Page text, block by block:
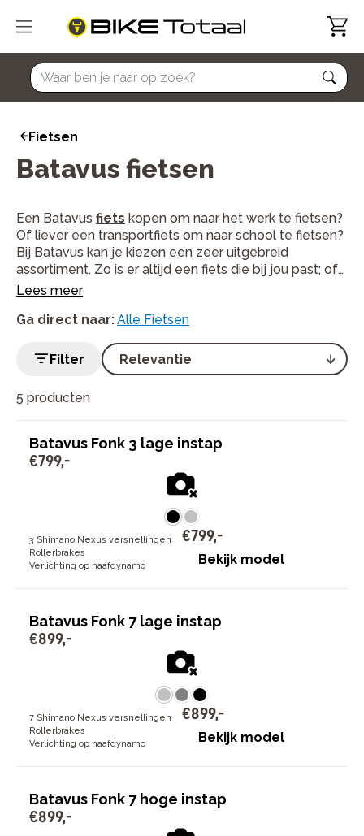
home
Fietsen
Batavus fietsen
Een Batavus fiets kopen om naar het werk te fietsen?
Of liever een transportfiets om naar school te fietsen?
Bij Batavus kan je kiezen een zeer uitgebreid
assortiment. Zo is er altijd een fiets die bij jou past; of
je nu korte ritjes fietst naar de stad of lange tochten
Lees meer
Ga direct naar:Alle Fietsen
5 producten
Filter
Batavus Fonk 3 lage instap
€799,-
3 Shimano Nexus versnellingen
Rollerbrakes
Verlichting op naafdynamo
€799,-
Bekijk model
Batavus Fonk 7 lage instap
€899,-
7 Shimano Nexus versnellingen
Rollerbrakes
Verlichting op naafdynamo
€899,-
Bekijk model
Batavus Fonk 7 hoge instap
€899,-